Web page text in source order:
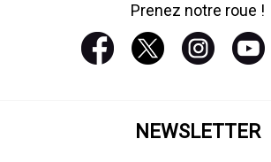
Prenez notre roue !
NEWSLETTER